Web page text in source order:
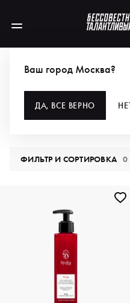
Ваш город Москва?
ДА, ВСЕ ВЕРНО
ВСЕ
ФИЛЬТР И СОРТИРОВКА0